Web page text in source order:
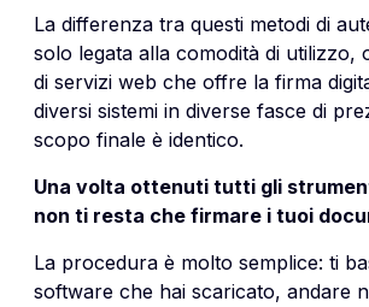
La differenza tra questi metodi di
solo legata alla comodità di utilizzo,
di servizi web che offre la firma
diversi sistemi in diverse fasce di
scopo finale è identico.
Una volta ottenuti tutti gli
non ti resta che firmare i tuoi
La procedura è molto semplice: ti
software che hai scaricato, andare